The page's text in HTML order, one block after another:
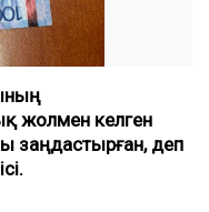
жолмен келген
заңдастырған, деп